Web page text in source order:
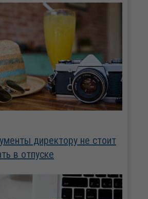
директору не стоит
в отпуске